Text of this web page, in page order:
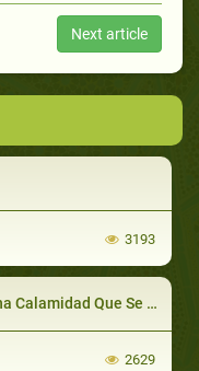
Next article
3193
Se Cruce en Tu Camino
2629